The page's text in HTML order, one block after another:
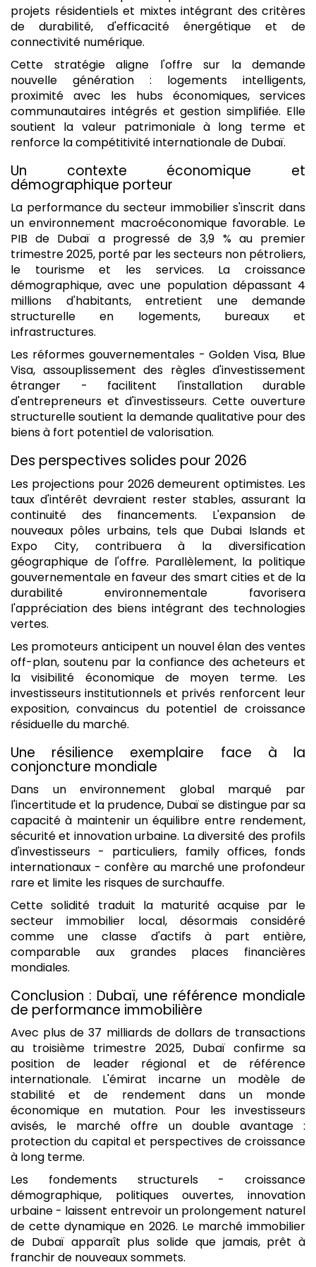
projets résidentiels et mixtes intégrant des critères
de durabilité, d'efficacité énergétique et de
connectivité numérique.
Cette stratégie aligne l'offre sur la demande
nouvelle génération : logements intelligents,
proximité avec les hubs économiques, services
communautaires intégrés et gestion simplifiée. Elle
soutient la valeur patrimoniale à long terme et
renforce la compétitivité internationale de Dubaï.
Un contexte économique et
démographique porteur
La performance du secteur immobilier s'inscrit dans
un environnement macroéconomique favorable. Le
PIB de Dubaï a progressé de 3,9 % au premier
trimestre 2025, porté par les secteurs non pétroliers,
le tourisme et les services. La croissance
démographique, avec une population dépassant 4
millions d'habitants, entretient une demande
structurelle en logements, bureaux et
infrastructures.
Les réformes gouvernementales - Golden Visa, Blue
Visa, assouplissement des règles d'investissement
étranger - facilitent l'installation durable
d'entrepreneurs et d'investisseurs. Cette ouverture
structurelle soutient la demande qualitative pour des
biens à fort potentiel de valorisation.
Des perspectives solides pour 2026
Les projections pour 2026 demeurent optimistes. Les
taux d'intérêt devraient rester stables, assurant la
continuité des financements. L'expansion de
nouveaux pôles urbains, tels que Dubai Islands et
Expo City, contribuera à la diversification
géographique de l'offre. Parallèlement, la politique
gouvernementale en faveur des smart cities et de la
durabilité environnementale favorisera
l'appréciation des biens intégrant des technologies
vertes.
Les promoteurs anticipent un nouvel élan des ventes
off-plan, soutenu par la confiance des acheteurs et
la visibilité économique de moyen terme. Les
investisseurs institutionnels et privés renforcent leur
exposition, convaincus du potentiel de croissance
résiduelle du marché.
Une résilience exemplaire face à la
conjoncture mondiale
Dans un environnement global marqué par
l'incertitude et la prudence, Dubaï se distingue par sa
capacité à maintenir un équilibre entre rendement,
sécurité et innovation urbaine. La diversité des profils
d'investisseurs - particuliers, family offices, fonds
internationaux - confère au marché une profondeur
rare et limite les risques de surchauffe.
Cette solidité traduit la maturité acquise par le
secteur immobilier local, désormais considéré
comme une classe d'actifs à part entière,
comparable aux grandes places financières
mondiales.
Conclusion : Dubaï, une référence mondiale
de performance immobilière
Avec plus de 37 milliards de dollars de transactions
au troisième trimestre 2025, Dubaï confirme sa
position de leader régional et de référence
internationale. L'émirat incarne un modèle de
stabilité et de rendement dans un monde
économique en mutation. Pour les investisseurs
avisés, le marché offre un double avantage :
protection du capital et perspectives de croissance
à long terme.
Les fondements structurels - croissance
démographique, politiques ouvertes, innovation
urbaine - laissent entrevoir un prolongement naturel
de cette dynamique en 2026. Le marché immobilier
de Dubaï apparaît plus solide que jamais, prêt à
franchir de nouveaux sommets.